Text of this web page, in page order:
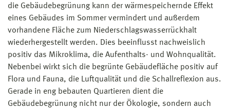
die Gebäudebegrünung kann der wärmespeichernde Effekt
eines Gebäudes im Sommer vermindert und außerdem
vorhandene Fläche zum Niederschlagswasserrückhalt
wiederhergestellt werden. Dies beeinflusst nachweislich
positiv das Mikroklima, die Aufenthalts- und Wohnqualität.
Nebenbei wirkt sich die begrünte Gebäudefläche positiv auf
Flora und Fauna, die Luftqualität und die Schallreflexion aus.
Gerade in eng bebauten Quartieren dient die
Gebäudebegrünung nicht nur der Ökologie, sondern auch